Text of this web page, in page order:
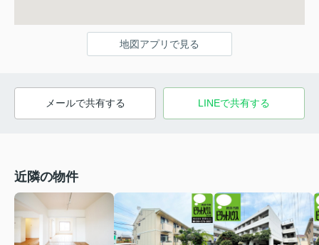
地図アプリで見る
メールで共有する LINEで共有する
近隣の物件